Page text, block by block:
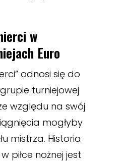
w
Euro
odnosi się do
turniejowej
względu na swój
mogłyby
mistrza. Historia
piłce nożnej jest